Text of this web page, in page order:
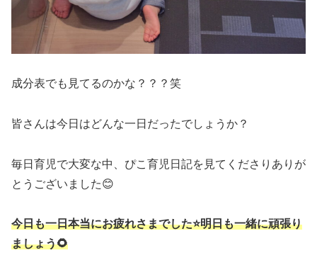
成分表でも見てるのかな？？？笑
皆さんは今日はどんな一日だったでしょうか？
毎日育児で大変な中、ぴこ育児日記を見てくださりありが
とうございました😊
今日も一日本当にお疲れさまでした⭐明日も一緒に頑張り
ましょう🌻